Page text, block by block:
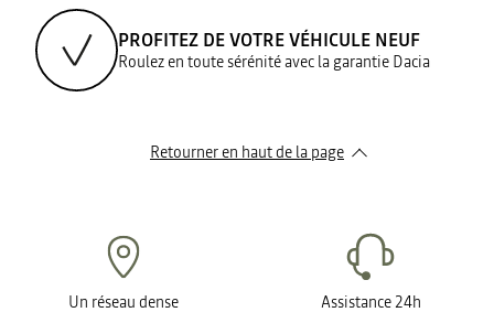
PROFITEZ DE VOTRE VÉHICULE NEUF
Roulez en toute sérénité avec la garantie Dacia
Retourner en haut de la page
Un réseau dense Assistance 24h